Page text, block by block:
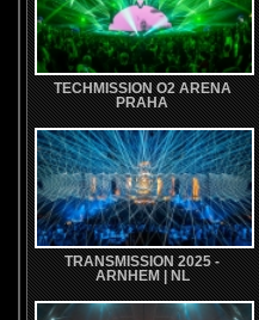
TECHMISSION O2 ARENA
PRAHA
TRANSMISSION 2025 -
ARNHEM | NL